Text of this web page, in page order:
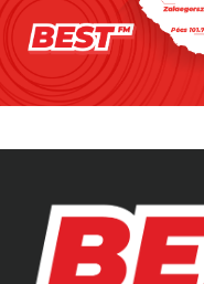
Több mind
kíváncsiak
2026.08.08. 10:00